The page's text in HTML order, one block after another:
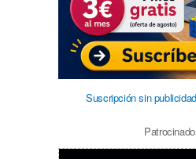
Suscripción sin publicidad